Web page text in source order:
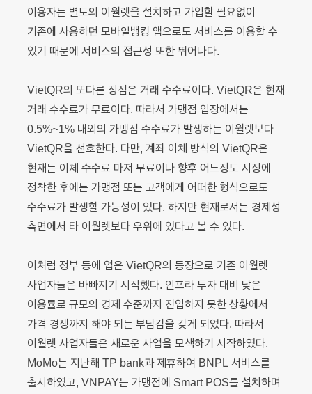
이용자는 별도의 이월렛을 설치하고 가입할 필요없이
기존에 사용하던 모바일뱅킹 앱으로도 서비스를 이용할 수
있기 때문에 서비스의 접근성 또한 뛰어나다.
VietQR의 또다른 장점은 거래 수수료이다. VietQR은 현재
거래 수수료가 무료이다. 따라서 가맹점 입장에서는
0.5%~1% 내외의 가맹점 수수료가 발생하는 이월렛보다
VietQR을 선호한다. 다만, 계좌 이체 방식의 VietQR은
현재는 이체 수수료 마저 무료이나 향후 어느정도 시장에
정착한 후에는 가맹점 또는 고객에게 어떠한 형식으로도
수수료가 발생할 가능성이 있다. 하지만 현재로서는 경제성
측면에서 타 이월렛보다 우위에 있다고 볼 수 있다.
이처럼 정부 등에 업은 VietQR의 등장으로 기존 이월렛
사업자들은 바빠지기 시작했다. 인프라 투자 대비 낮은
이용률로 규모의 경제 수준까지 진입하지 못한 상황에서
가격 경쟁까지 해야 되는 부담감을 갖게 되었다. 따라서
이월렛 사업자들은 새로운 사업을 모색하기 시작하였다.
MoMo는 지난해 TP bank과 제휴하여 BNPL 서비스를
출시하였고, VNPAY는 가맹점에 Smart POS를 설치하며